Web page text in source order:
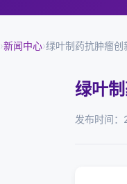
›新闻中心›绿叶制药抗肿瘤
绿叶
发布时间